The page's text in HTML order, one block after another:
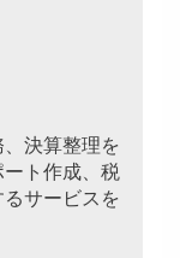
決算整理を
ト作成、税
サービスを